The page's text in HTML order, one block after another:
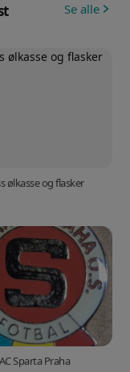
Se alle
ølkasse og flasker
AC Sparta Praha